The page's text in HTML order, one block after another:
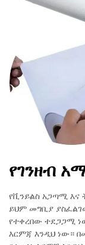
የገንዘብ
የቪንይልስ አጋጣሚ እና
ይህም መግቢያ
የተቀረበው ተደጋጋሚ
እርምጃ እንዲህ ነው።